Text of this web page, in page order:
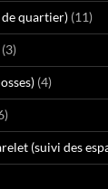
quartier) (11)
(3)
(4)
(suivi des